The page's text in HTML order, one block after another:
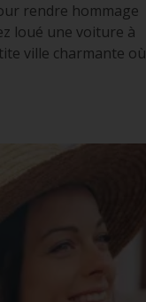
rendre hommage
loué une voiture à
ville charmante où